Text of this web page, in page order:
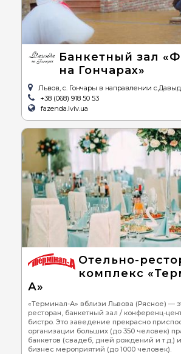
Банкетный зал
на Гончарах»
Львов, с. Гончары в направлении
+38 (068) 918 50 53
fazenda.lviv.ua
Отельно-
комплекс
А»
«Терминал-А» вблизи Львова (Рясное) —
ресторан, банкетный зал / конференц-
бистро. Это заведение прекрасно
организации больших (до 350 человек)
банкетов (свадеб, дней рождений и т.д.)
бизнес мероприятий (до 1000 человек).